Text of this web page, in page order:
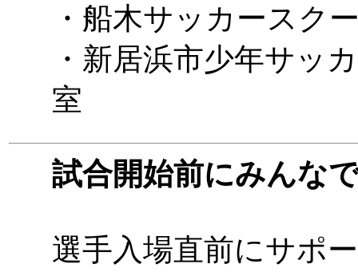
・船木サッカースク
・新居浜市少年サッ
室
試合開始前にみんな
選手入場直前にサポ